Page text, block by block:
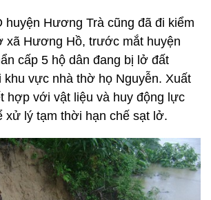
huyện Hương Trà cũng đã đi kiểm
xã Hương Hồ, trước mắt huyện
cấp 5 hộ dân đang bị lở đất
khu vực nhà thờ họ Nguyễn. Xuất
hợp với vật liệu và huy động lực
xử lý tạm thời hạn chế sạt lở.